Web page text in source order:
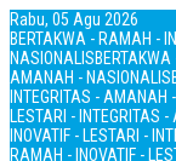
Rabu, 05 Agu 2026
BERTAKWA - RAMAH -
NASIONALIS
AMANAH - NASIONALIS
INTEGRITAS - AMANAH
LESTARI - INTEGRITAS
INOVATIF - LESTARI -
RAMAH - INOVATIF -